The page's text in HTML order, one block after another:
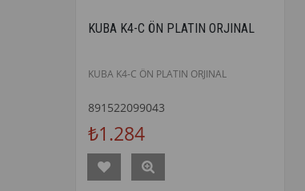
KUBA K4-C ÖN PLATIN ORJINAL
KUBA K4-C ÖN PLATIN ORJINAL
891522099043
₺1.284